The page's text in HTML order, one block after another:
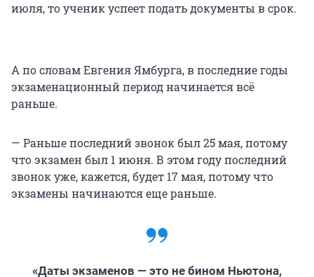
июля, то ученик успеет подать документы в срок.
А по словам Евгения Ямбурга, в последние годы
экзаменационный период начинается всё
раньше.
— Раньше последний звонок был 25 мая, потому
что экзамен был 1 июня. В этом году последний
звонок уже, кажется, будет 17 мая, потому что
экзамены начинаются еще раньше.
«Даты экзаменов — это не бином Ньютона,